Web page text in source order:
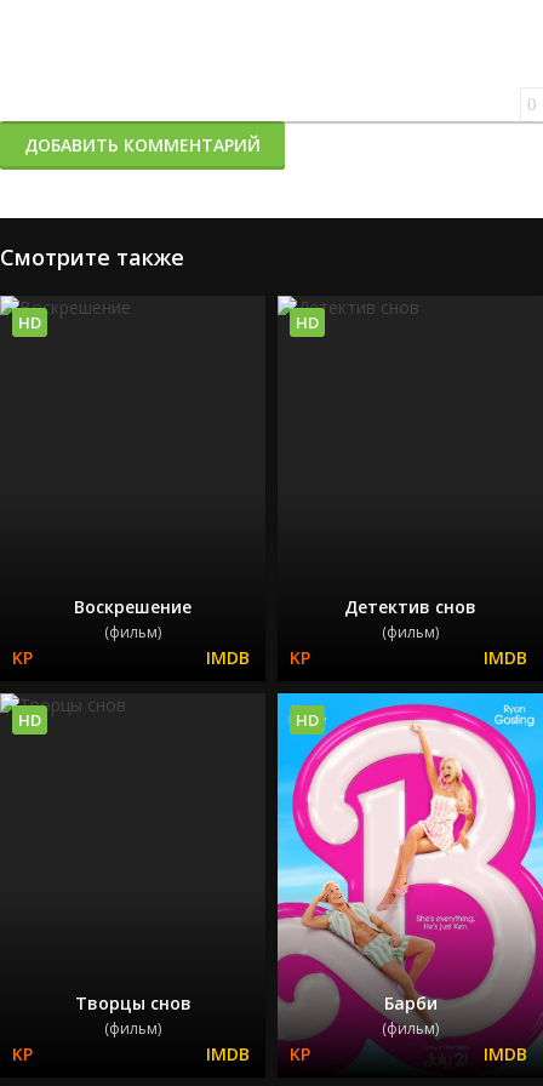
0
ДОБАВИТЬ КОММЕНТАРИЙ
Смотрите также
Воскрешение
(фильм)
HD
Детектив снов
(фильм)
HD
Творцы снов
(фильм)
HD
Барби
(фильм)
HD